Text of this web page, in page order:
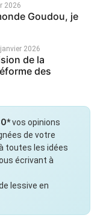
2026
Goudou, je
2026
de la
des
vos opinions
de votre
toutes les idées
écrivant à
lessive en